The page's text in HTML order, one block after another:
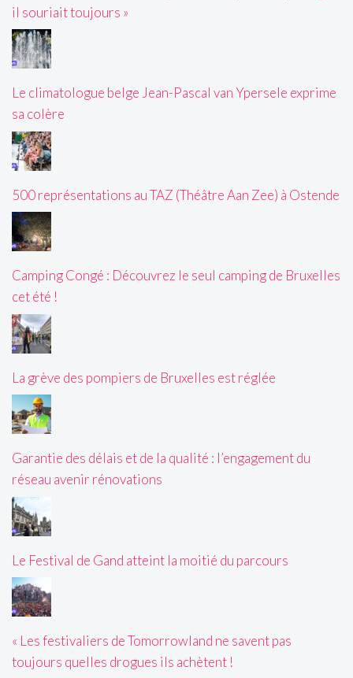
il souriait toujours »
Le climatologue belge Jean-Pascal van Ypersele exprime
sa colère
500 représentations au TAZ (Théâtre Aan Zee) à Ostende
Camping Congé : Découvrez le seul camping de Bruxelles
cet été !
La grève des pompiers de Bruxelles est réglée
Garantie des délais et de la qualité : l’engagement du
réseau avenir rénovations
Le Festival de Gand atteint la moitié du parcours
« Les festivaliers de Tomorrowland ne savent pas
toujours quelles drogues ils achètent !